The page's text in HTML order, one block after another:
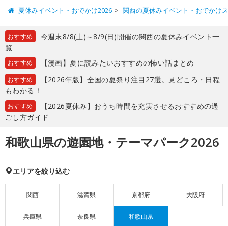
夏休みイベント・おでかけ2026 関西の夏休みイベント・おでかけ
おすすめ
今週末8/8(土)～8/9(日)開催の関西の夏休みイベント一
覧
おすすめ 【漫画】夏に読みたいおすすめの怖い話まとめ
おすすめ
【2026年版】全国の夏祭り注目27選。見どころ・日程
もわかる！
おすすめ
【2026夏休み】おうち時間を充実させるおすすめの過
ごし方ガイド
和歌山県の遊園地・テーマパーク2026
エリアを絞り込む
関西 滋賀県 京都府 大阪府
兵庫県 奈良県 和歌山県